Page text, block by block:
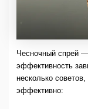
Чесночный спрей
эффективность
несколько
эффективно: